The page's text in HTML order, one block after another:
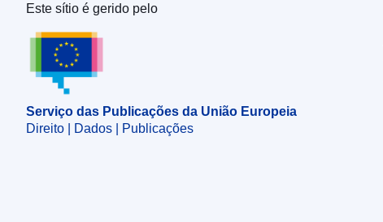
Serviço das Publicações da União Europeia
Este sítio é gerido pelo
Serviço das Publicações da União Europeia
Direito | Dados | Publicações